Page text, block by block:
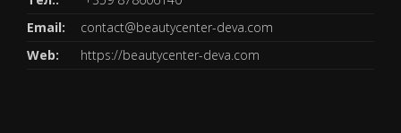
Email:
contact@beautycenter-deva.com
Web:
https://beautycenter-deva.com